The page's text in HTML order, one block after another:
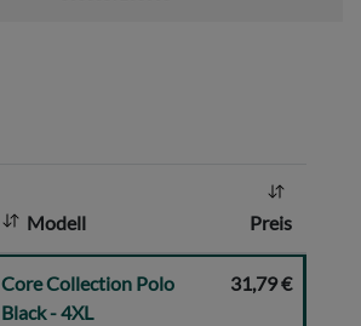
Modell Preis
Core Collection Polo
Black - 4XL
31,79 €